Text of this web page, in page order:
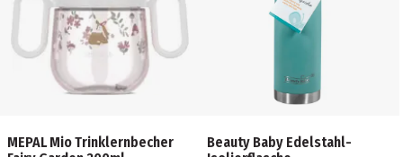
MEPAL Mio Trinklernbecher
Beauty Baby Edelstahl-